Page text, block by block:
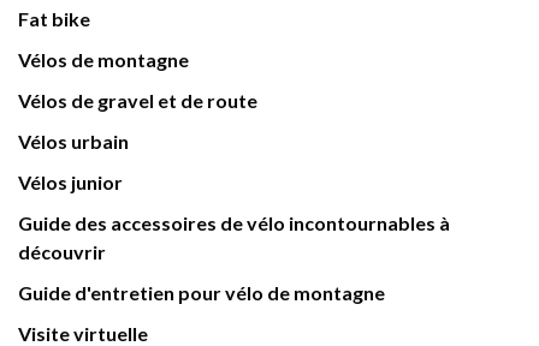
Fat bike
Vélos de montagne
Vélos de gravel et de route
Vélos urbain
Vélos junior
Guide des accessoires de vélo incontournables à
découvrir
Guide d'entretien pour vélo de montagne
Visite virtuelle